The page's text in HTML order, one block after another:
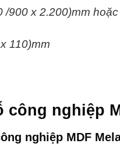
/900 x 2.200)mm
110)mm
công nghiệp
nghiệp MDF